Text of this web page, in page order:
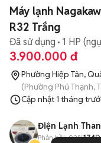
Máy lạnh
R32 Trắng
Đã sử dụng 1 HP
3.900.000 đ
Phường Hiệp Tân,
(Phường Phú Thạnh,
Cập nhật1 tháng
Điện Lạnh
Phản hồi: 93%174